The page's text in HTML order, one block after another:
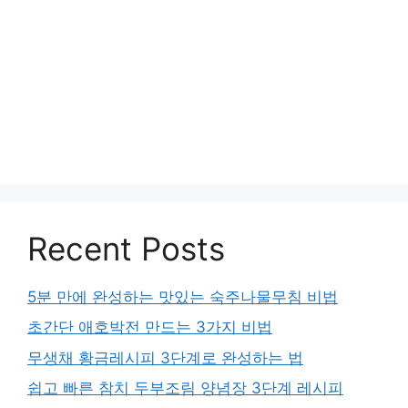
Recent Posts
5분 만에 완성하는 맛있는 숙주나물무침 비법
초간단 애호박전 만드는 3가지 비법
무생채 황금레시피 3단계로 완성하는 법
쉽고 빠른 참치 두부조림 양념장 3단계 레시피